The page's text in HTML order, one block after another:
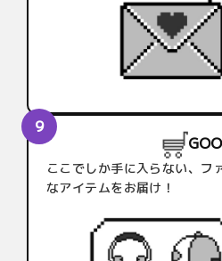
ここでしか手に入らない、フ
なアイテムをお届け！